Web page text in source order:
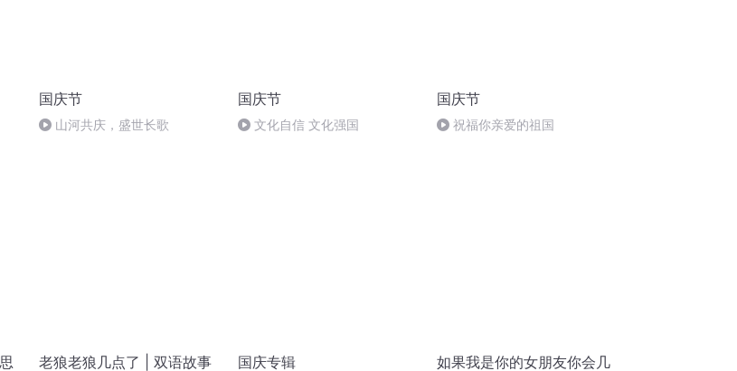
国庆节
山河共庆，盛世长歌
国庆节
文化自信 文化强国
国庆节
祝福你亲爱的祖国
老狼老狼几点了 | 双语故事 国庆专辑
如果我是你的女朋友你会几